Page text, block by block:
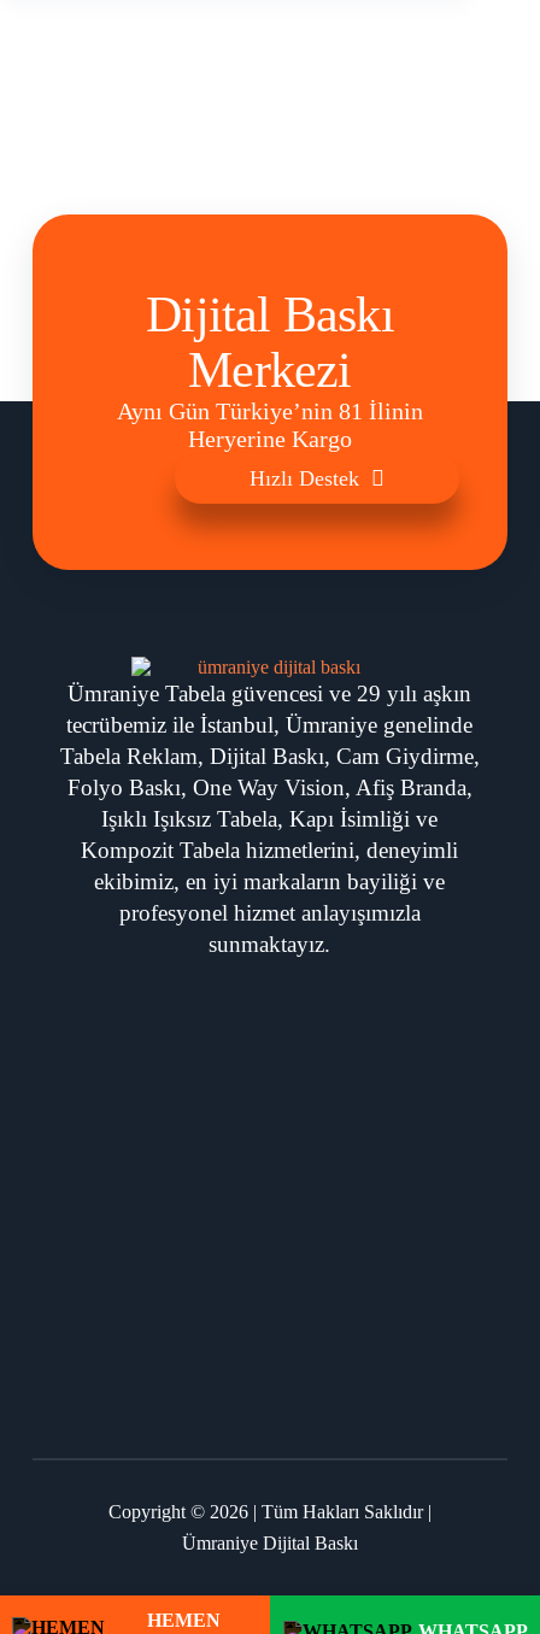
Dijital Baskı
Merkezi
Aynı Gün Türkiye’nin 81 İlinin
Heryerine Kargo
Hızlı Destek
Ümraniye Tabela güvencesi ve 29 yılı aşkın
tecrübemiz ile İstanbul, Ümraniye genelinde
Tabela Reklam, Dijital Baskı, Cam Giydirme,
Folyo Baskı, One Way Vision, Afiş Branda,
Işıklı Işıksız Tabela, Kapı İsimliği ve
Kompozit Tabela hizmetlerini, deneyimli
ekibimiz, en iyi markaların bayiliği ve
profesyonel hizmet anlayışımızla
sunmaktayız.
Copyright © 2026 | Tüm Hakları Saklıdır |
Ümraniye Dijital Baskı
HEMEN